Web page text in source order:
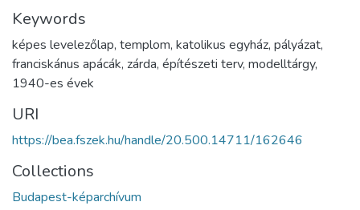
Keywords
képes levelezőlap, templom, katolikus egyház, pályázat,
franciskánus apácák, zárda, építészeti terv, modelltárgy,
1940-es évek
URI
https://bea.fszek.hu/handle/20.500.14711/162646
Collections
Budapest-képarchívum